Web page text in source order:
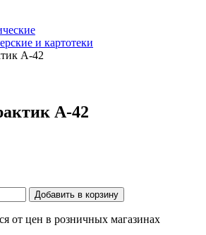
и картотеки
А-42
А-42
Добавить в корзину
от цен в розничных магазинах